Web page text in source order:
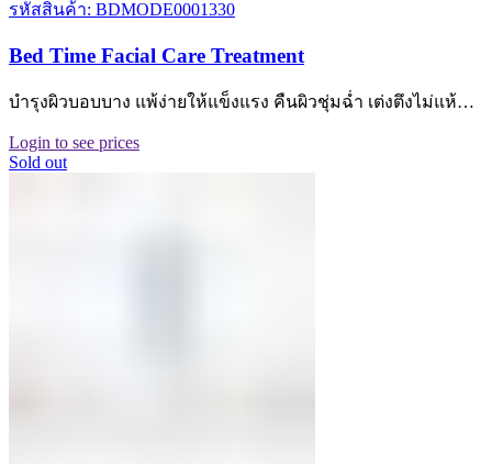
รหัสสินค้า: BDMODE0001330
Bed Time Facial Care Treatment
บำรุงผิวบอบบาง แพ้ง่ายให้แข็งแรง คืนผิวชุ่มฉ่ำ เต่งตึงไม่แห้…
Login to see prices
Sold out